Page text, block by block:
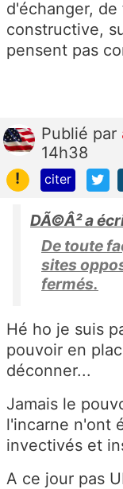
d'échanger,
constructive,
pensent pas
Publié par
14h38
!
citer
DÃ©Â² a
De toute
sites
fermés.
Hé ho je suis
pouvoir en
déconner...
Jamais le
l'incarne n'ont
invectivés et
A ce jour pas